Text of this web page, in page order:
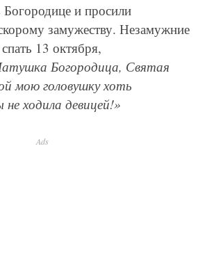
и просили
замужеству. Незамужние
13 октября,
Богородица, Святая
мою головушку хоть
ходила девицей!»
Ads